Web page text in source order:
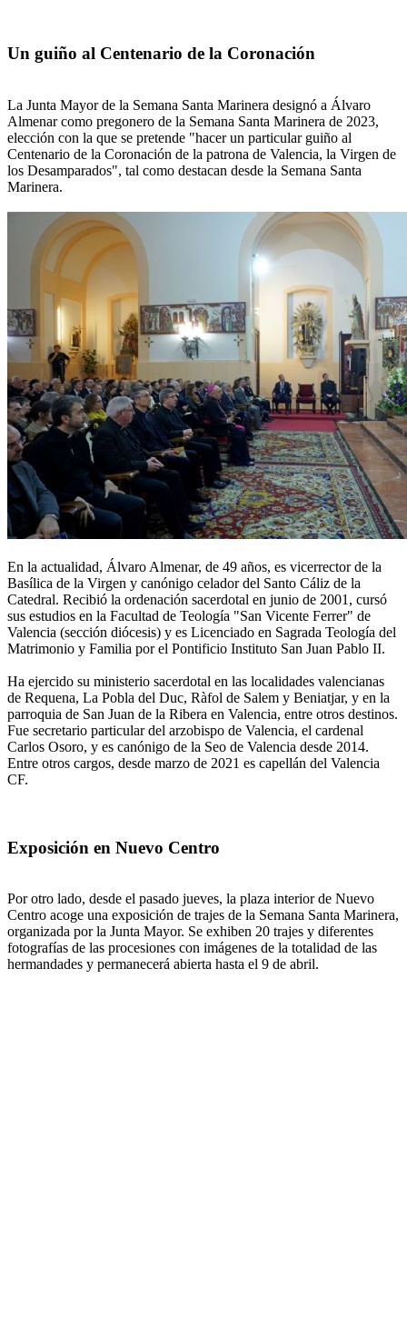
Un guiño al Centenario de la Coronación
La Junta Mayor de la Semana Santa Marinera designó a Álvaro
Almenar como pregonero de la Semana Santa Marinera de 2023,
elección con la que se pretende "hacer un particular guiño al
Centenario de la Coronación de la patrona de Valencia, la Virgen de
los Desamparados", tal como destacan desde la Semana Santa
Marinera.
En la actualidad, Álvaro Almenar, de 49 años, es vicerrector de la
Basílica de la Virgen y canónigo celador del Santo Cáliz de la
Catedral. Recibió la ordenación sacerdotal en junio de 2001, cursó
sus estudios en la Facultad de Teología "San Vicente Ferrer" de
Valencia (sección diócesis) y es Licenciado en Sagrada Teología del
Matrimonio y Familia por el Pontificio Instituto San Juan Pablo II.
Ha ejercido su ministerio sacerdotal en las localidades valencianas
de Requena, La Pobla del Duc, Ràfol de Salem y Beniatjar, y en la
parroquia de San Juan de la Ribera en Valencia, entre otros destinos.
Fue secretario particular del arzobispo de Valencia, el cardenal
Carlos Osoro, y es canónigo de la Seo de Valencia desde 2014.
Entre otros cargos, desde marzo de 2021 es capellán del Valencia
CF.
Exposición en Nuevo Centro
Por otro lado, desde el pasado jueves, la plaza interior de Nuevo
Centro acoge una exposición de trajes de la Semana Santa Marinera,
organizada por la Junta Mayor. Se exhiben 20 trajes y diferentes
fotografías de las procesiones con imágenes de la totalidad de las
hermandades y permanecerá abierta hasta el 9 de abril.